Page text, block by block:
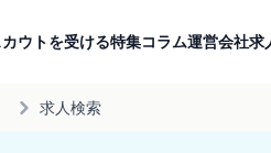
ウトを受ける特集コラム運営会社求
求人検索